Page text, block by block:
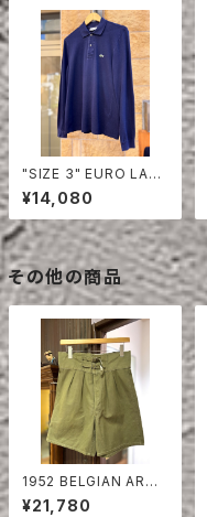
"SIZE 3" EURO LAC
OSTE POLO SHIRT
LONG SLEEVE
¥14,080
その他の商品
1952 BELGIAN ARMY
COTTON SHORTS
¥21,780